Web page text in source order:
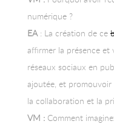
numérique ?
EA: La création de ce
affirmer la présence et
réseaux sociaux en
ajoutée, et
la collaboration et la
VM : Comment